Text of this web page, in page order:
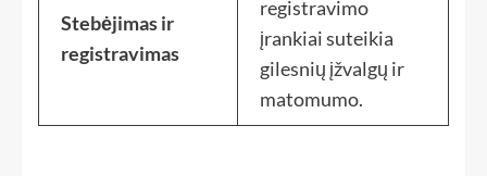
Stebėjimas ir
registravimas
registravimo
įrankiai suteikia
gilesnių įžvalgų ir
matomumo.